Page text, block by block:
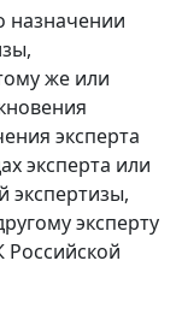
назначении
же или
эксперта
эксперта или
экспертизы,
эксперту
Российской